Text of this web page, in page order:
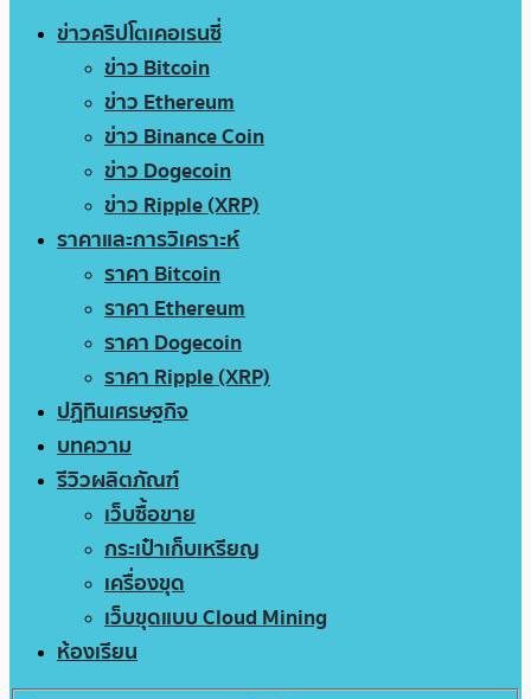
ข่าวคริปโตเคอเรนซี่
ข่าว Bitcoin
ข่าว Ethereum
ข่าว Binance Coin
ข่าว Dogecoin
ข่าว Ripple (XRP)
ราคาและการวิเคราะห์
ราคา Bitcoin
ราคา Ethereum
ราคา Dogecoin
ราคา Ripple (XRP)
ปฏิทินเศรษฐกิจ
บทความ
รีวิวผลิตภัณฑ์
เว็บซื้อขาย
กระเป๋าเก็บเหรียญ
เครื่องขุด
เว็บขุดแบบ Cloud Mining
ห้องเรียน